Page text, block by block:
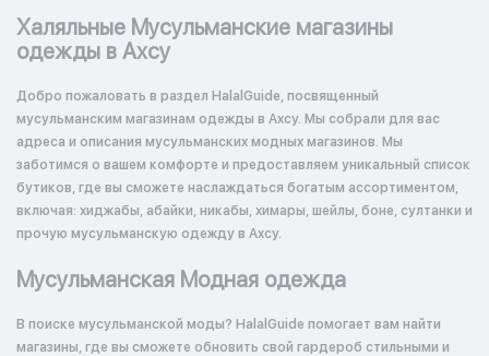
Халяльные Мусульманские магазины
одежды в Ахсу
Добро пожаловать в раздел HalalGuide, посвященный
мусульманским магазинам одежды в Ахсу. Мы собрали для вас
адреса и описания мусульманских модных магазинов. Мы
заботимся о вашем комфорте и предоставляем уникальный список
бутиков, где вы сможете наслаждаться богатым ассортиментом,
включая: хиджабы, абайки, никабы, химары, шейлы, боне, султанки и
прочую мусульманскую одежду в Ахсу.
Мусульманская Модная одежда
В поиске мусульманской моды? HalalGuide помогает вам найти
магазины, где вы сможете обновить свой гардероб стильными и